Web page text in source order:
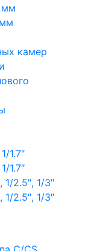
мм
камер
1.7″
1.7″
2.5″, 1/3″
2.5″, 1/3″